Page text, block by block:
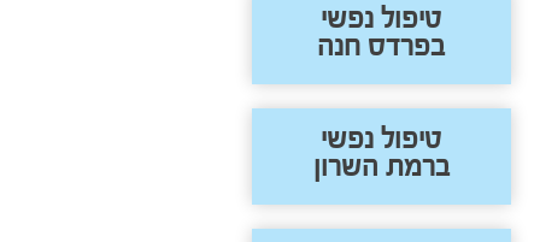
טיפול נפשי
בפרדס חנה
טיפול נפשי
ברמת השרון